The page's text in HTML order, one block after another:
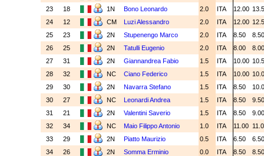
23
18 1N Bono Leonardo 2.0 ITA 12.00
24
12 CM Luzi Alessandro 2.0 ITA 12.00
25
23 2N Stupenengo Marco 2.0 ITA 8.50
26
25 2N Tatulli Eugenio 2.0 ITA 8.00
27
31 2N Giannandrea Fabio 1.5 ITA 10.00
28
32 NC Ciano Federico 1.5 ITA 10.00
29
30 2N Navarra Stefano 1.5 ITA 8.50
30
27 NC Leonardi Andrea 1.5 ITA 8.50
31
21 2N Valentini Saverio 1.5 ITA 8.50
32
34 NC Maio Filippo Antonio 1.0 ITA 11.00
33
29 2N Piatto Maurizio 0.5 ITA 6.50
34
26 2N Somma Erminio 0.0 ITA 8.50